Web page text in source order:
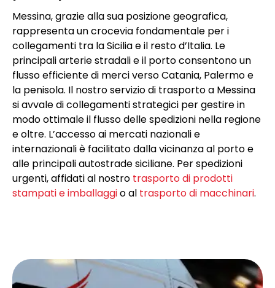
Messina, grazie alla sua posizione geografica,
rappresenta un crocevia fondamentale per i
collegamenti tra la Sicilia e il resto d’Italia. Le
principali arterie stradali e il porto consentono un
flusso efficiente di merci verso Catania, Palermo e
la penisola. Il nostro servizio di trasporto a Messina
si avvale di collegamenti strategici per gestire in
modo ottimale il flusso delle spedizioni nella regione
e oltre. L’accesso ai mercati nazionali e
internazionali è facilitato dalla vicinanza al porto e
alle principali autostrade siciliane. Per spedizioni
urgenti, affidati al nostro trasporto di prodotti
stampati e imballaggio al trasporto di macchinari.